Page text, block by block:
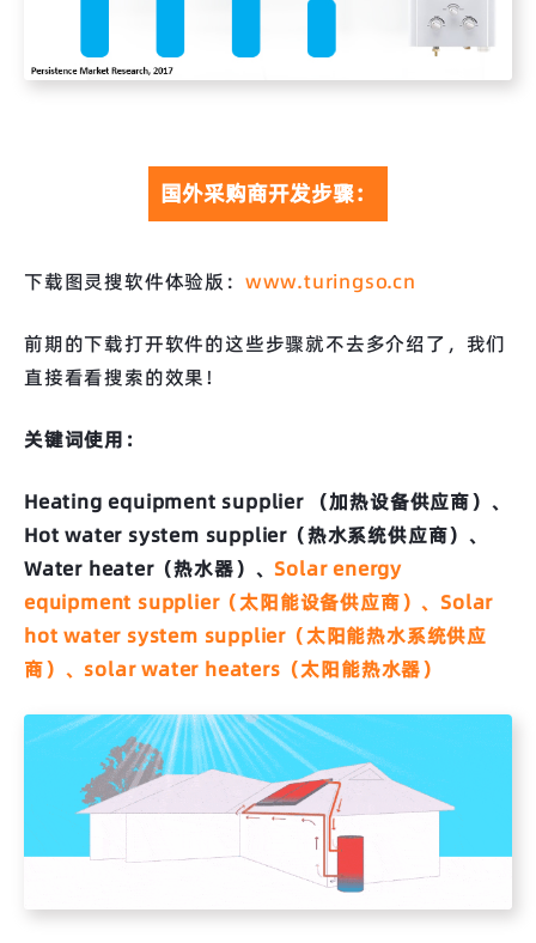
国外采购商开发步骤：
下载图灵搜软件体验版： www.turingso.cn
前期的下载打开软件的这些步骤就不去多介绍了，我们
直接看看搜索的效果！
关键词使用：
Heating equipment supplier （加热设备供应商）、
Hot water system supplier（热水系统供应商）、
Water heater（热水器）、Solar energy
equipment supplier（太阳能设备供应商）、Solar
hot water system supplier（太阳能热水系统供应
商）、solar water heaters（太阳能热水器）